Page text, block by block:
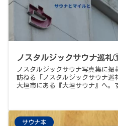
ノスタルジックサウナ巡
ノスタルジックサウナ写真集に
訪ねる「ノスタルジックサウナ巡
大垣市にある『大垣サウナ』へ。
サウナ本